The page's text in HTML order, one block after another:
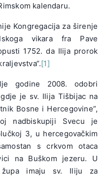
kalendaru.
Kongregacija za širenje
vikara fra Pave
1752. da Ilija prorok
[1]
godine 2008. odobri
je sv. Ilija Tišbijac na
Bosne i Hercegovine”,
nadbiskupiji Svecu je
3, u hercegovačkim
s crkvom otaca
na Buškom jezeru. U
župa imaju sv. Iliju za